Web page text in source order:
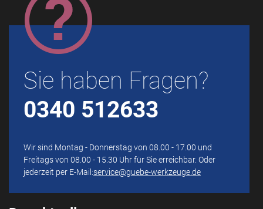
Sie haben Fragen?
0340 512633
Wir sind Montag - Donnerstag von 08.00 - 17.00 und
Freitags von 08.00 - 15.30 Uhr für Sie erreichbar. Oder
jederzeit per E-Mail:service@guebe-werkzeuge.de